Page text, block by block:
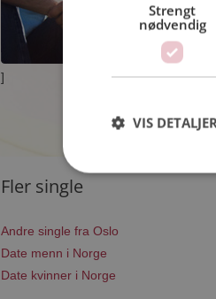
]
Fler single
Andre single fra Oslo
Date menn i Norge
Date kvinner i Norge
Strengt
nødvendig
VIS